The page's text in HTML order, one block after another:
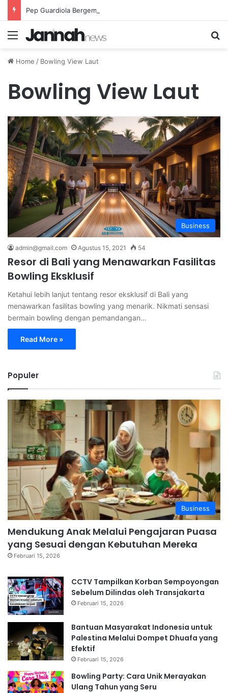
Menu
Home / Bowling View Laut
Bowling View Laut
Business
admin@gmail.com Agustus 15, 2021 54
Resor di Bali yang Menawarkan Fasilitas
Bowling Eksklusif
Ketahui lebih lanjut tentang resor eksklusif di Bali yang
menawarkan fasilitas bowling yang menarik. Nikmati sensasi
bermain bowling dengan pemandangan…
Read More »
Populer
Business
Mendukung Anak Melalui Pengajaran Puasa
yang Sesuai dengan Kebutuhan Mereka
Februari 15, 2026
CCTV Tampilkan Korban Sempoyongan
Sebelum Dilindas oleh Transjakarta
Februari 15, 2026
Bantuan Masyarakat Indonesia untuk
Palestina Melalui Dompet Dhuafa yang
Efektif
Februari 15, 2026
Bowling Party: Cara Unik Merayakan
Ulang Tahun yang Seru